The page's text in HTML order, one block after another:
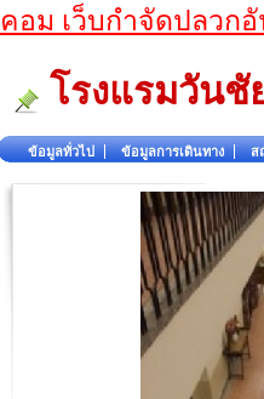
คอม เว็บกำจัดปลวก
โรงแรมวันชั
ข้อมูลทั่วไป ข้อมูลการเดินทาง ส